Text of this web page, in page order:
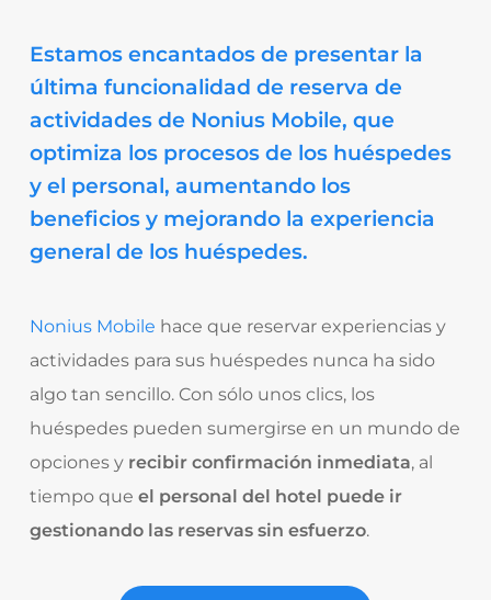
Estamos encantados de presentar la
última funcionalidad de reserva de
actividades de Nonius Mobile, que
optimiza los procesos de los huéspedes
y el personal, aumentando los
beneficios y mejorando la experiencia
general de los huéspedes.
Nonius Mobile hace que reservar experiencias y
actividades para sus huéspedes nunca ha sido
algo tan sencillo. Con sólo unos clics, los
huéspedes pueden sumergirse en un mundo de
opciones y recibir confirmación inmediata, al
tiempo que el personal del hotel puede ir
gestionando las reservas sin esfuerzo.